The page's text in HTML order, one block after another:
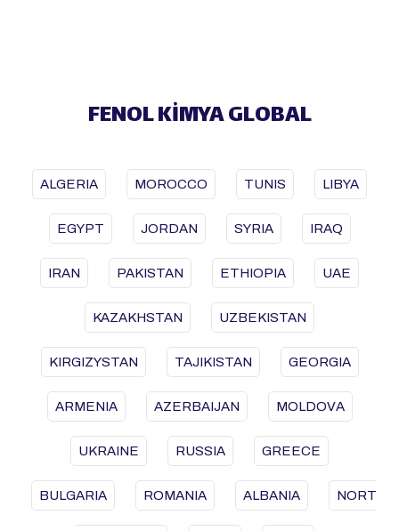
FENOL KİMYA GLOBAL
ALGERIA MOROCCO TUNIS LIBYA
EGYPT JORDAN SYRIA IRAQ
IRAN PAKISTAN ETHIOPIA UAE
KAZAKHSTAN UZBEKISTAN
KIRGIZYSTAN TAJIKISTAN GEORGIA
ARMENIA AZERBAIJAN MOLDOVA
UKRAINE RUSSIA GREECE
BULGARIA ROMANIA ALBANIA NORT